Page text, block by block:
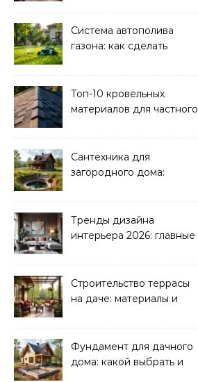
Система автополива
газона: как сделать
Топ-10 кровельных
материалов для частного
Сантехника для
загородного дома:
Тренды дизайна
интерьера 2026: главные
Строительство террасы
на даче: материалы и
Фундамент для дачного
дома: какой выбрать и